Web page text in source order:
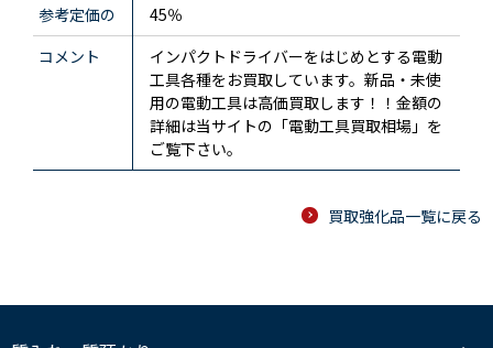
参考定価の
45％
コメント
インパクトドライバーをはじめとする電動
工具各種をお買取しています。新品・未使
用の電動工具は高価買取します！！金額の
詳細は当サイトの「電動工具買取相場」を
ご覧下さい。
買取強化品一覧に戻る